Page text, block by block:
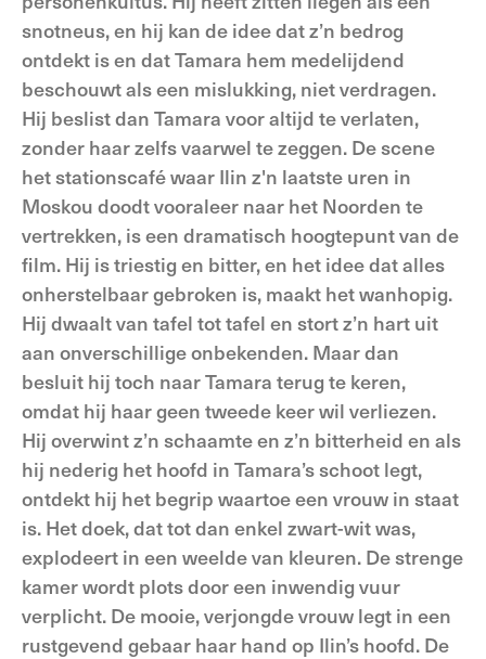
snotneus, en hij kan de idee dat z’n bedrog
ontdekt is en dat Tamara hem medelijdend
beschouwt als een mislukking, niet verdragen.
Hij beslist dan Tamara voor altijd te verlaten,
zonder haar zelfs vaarwel te zeggen. De scene
het stationscafé waar Ilin z'n laatste uren in
Moskou doodt vooraleer naar het Noorden te
vertrekken, is een dramatisch hoogtepunt van de
film. Hij is triestig en bitter, en het idee dat alles
onherstelbaar gebroken is, maakt het wanhopig.
Hij dwaalt van tafel tot tafel en stort z’n hart uit
aan onverschillige onbekenden. Maar dan
besluit hij toch naar Tamara terug te keren,
omdat hij haar geen tweede keer wil verliezen.
Hij overwint z’n schaamte en z’n bitterheid en als
hij nederig het hoofd in Tamara’s schoot legt,
ontdekt hij het begrip waartoe een vrouw in staat
is. Het doek, dat tot dan enkel zwart-wit was,
explodeert in een weelde van kleuren. De strenge
kamer wordt plots door een inwendig vuur
verplicht. De mooie, verjongde vrouw legt in een
rustgevend gebaar haar hand op Ilin’s hoofd. De